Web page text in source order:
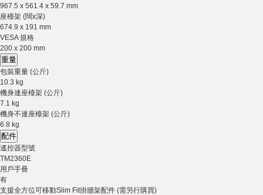
967.5 x 561.4 x 59.7 mm
座檯架 (闊x深)
674.9 x 191 mm
VESA 規格
200 x 200 mm
重量
包裝重量 (公斤)
10.3 kg
機身連座檯架 (公斤)
7.1 kg
機身不連座檯架 (公斤)
6.8 kg
配件
遙控器型號
TM2360E
用戶手冊
有
支援全方位可移動Slim Fit掛牆架配件 (需另行購買)